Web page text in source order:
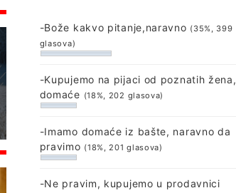
-Bože kakvo pitanje,naravno (35%, 399
glasova)
-Kupujemo na pijaci od poznatih žena,
domaće (18%, 202 glasova)
-Imamo domaće iz bašte, naravno da
pravimo (18%, 201 glasova)
-Ne pravim, kupujemo u prodavnici